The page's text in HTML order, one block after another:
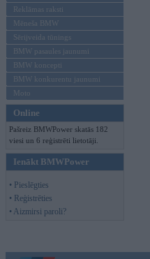
Reklāmas raksti
Mēneša BMW
Sērijveida tūnings
BMW pasaules jaunumi
BMW koncepti
BMW konkurentu jaunumi
Moto
Online
Pašreiz BMWPower skatās 182
viesi un 6 reģistrēti lietotāji.
Ienākt BMWPower
• Pieslēgties
• Reģistrēties
• Aizmirsi paroli?